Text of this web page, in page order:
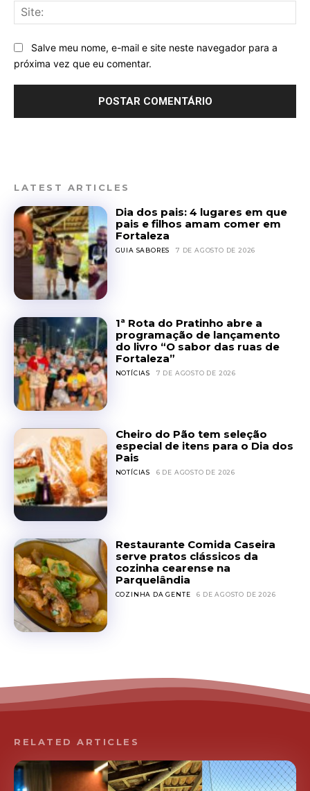
Salve meu nome, e-mail e site neste navegador para a
próxima vez que eu comentar.
LATEST ARTICLES
Dia dos pais: 4 lugares em que
pais e filhos amam comer em
Fortaleza
GUIA SABORES 7 DE AGOSTO DE 2026
1ª Rota do Pratinho abre a
programação de lançamento
do livro “O sabor das ruas de
Fortaleza”
NOTÍCIAS 7 DE AGOSTO DE 2026
Cheiro do Pão tem seleção
especial de itens para o Dia dos
Pais
NOTÍCIAS 6 DE AGOSTO DE 2026
Restaurante Comida Caseira
serve pratos clássicos da
cozinha cearense na
Parquelândia
COZINHA DA GENTE 6 DE AGOSTO DE 2026
RELATED ARTICLES